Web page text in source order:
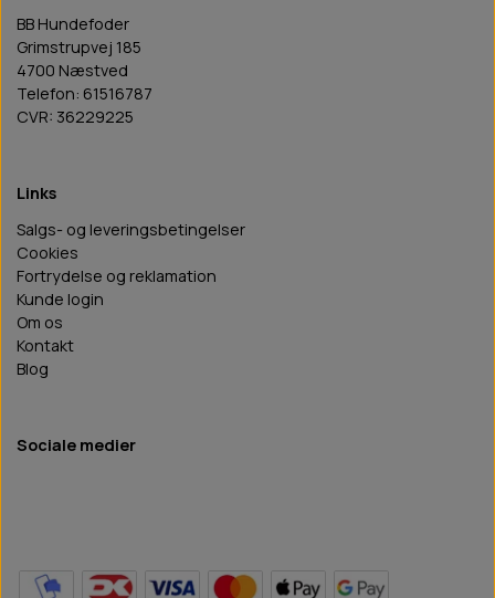
BB Hundefoder
Grimstrupvej 185
4700 Næstved
Telefon: 61516787
CVR: 36229225
Links
Salgs- og leveringsbetingelser
Cookies
Fortrydelse og reklamation
Kunde login
Om os
Kontakt
Blog
Sociale medier